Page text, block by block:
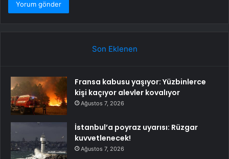
Son Eklenen
Fransa kabusu yaşıyor: Yüzbinlerce
kişi kaçıyor alevler kovalıyor
Ağustos 7, 2026
İstanbul’a poyraz uyarısı: Rüzgar
kuvvetlenecek!
Ağustos 7, 2026